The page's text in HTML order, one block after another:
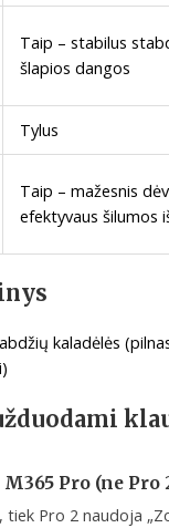
Taip – stabilus
šlapios dangos
Tylus
Taip – mažesnis
efektyvaus šilumos
kaladėlės
Pro (ne Pro
Pro 2 naudoja